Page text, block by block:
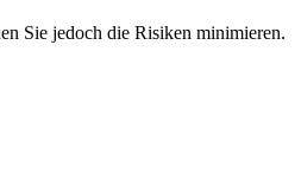
Sie jedoch die Risiken minimieren.